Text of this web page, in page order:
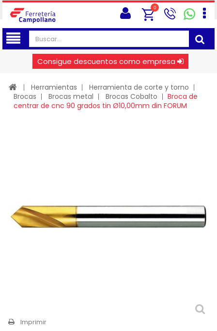
0
Consigue descuentos como empresa
Herramientas
Herramienta de corte y torno
Brocas
Brocas metal Brocas Cobalto
Broca de
centrar de cnc 90 grados tin Ø10,00mm din FORUM
Imprimir